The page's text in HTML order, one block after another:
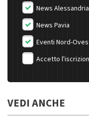
News Alessandria
News Pavia
Eventi Nord-
Accetto
VEDI ANCHE